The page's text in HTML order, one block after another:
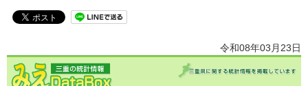
令和08年03月23日